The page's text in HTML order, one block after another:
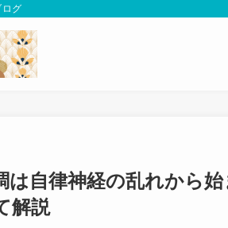
ログ
は自律神経の乱れから
解説